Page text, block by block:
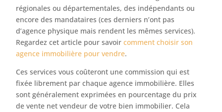
régionales ou départementales, des indépendants ou
encore des mandataires (ces derniers n’ont pas
d’agence physique mais rendent les mêmes services).
Regardez cet article pour savoircomment choisir son
agence immobilière pour vendre.
Ces services vous coûteront une commission qui est
fixée librement par chaque agence immobilière. Elles
sont généralement exprimées en pourcentage du prix
de vente net vendeur de votre bien immobilier. Cela